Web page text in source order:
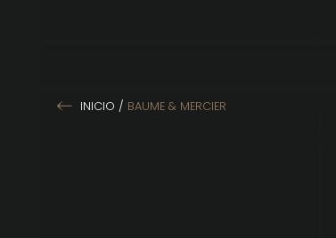
INICIO / BAUME & MERCIER